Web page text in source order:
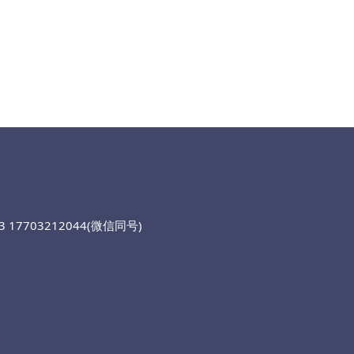
17703212044(微信同号)